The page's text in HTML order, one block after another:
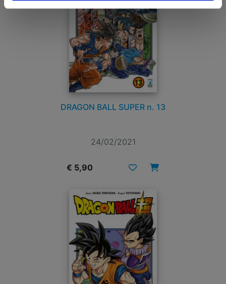
DRAGON BALL SUPER n. 13
24/02/2021
€ 5,90